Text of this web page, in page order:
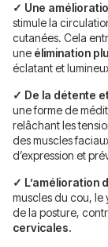
✓ Une
stimule la
cutanées. Cela
une élimination
éclatant et
✓ De la détente
une forme de
relâchant les
des muscles
d’expression et
✓ L’amélioration
muscles du cou, le
de la posture,
cervicales.